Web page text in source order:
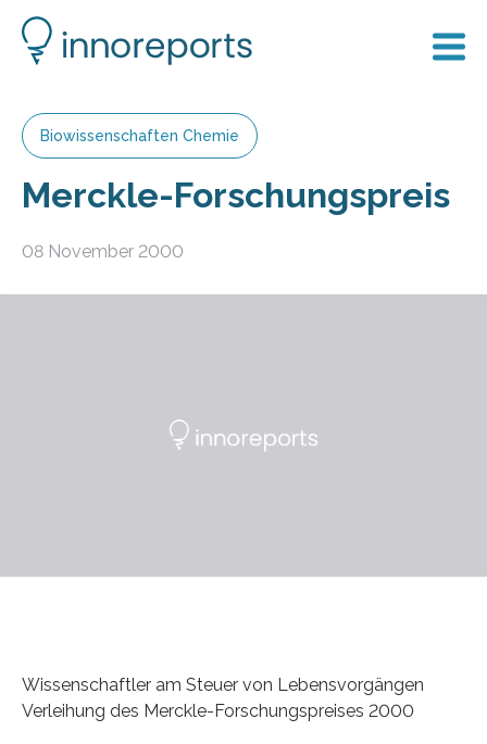
Biowissenschaften Chemie
Merckle-Forschungspreis
08 November 2000
Wissenschaftler am Steuer von Lebensvorgängen
Verleihung des Merckle-Forschungspreises 2000